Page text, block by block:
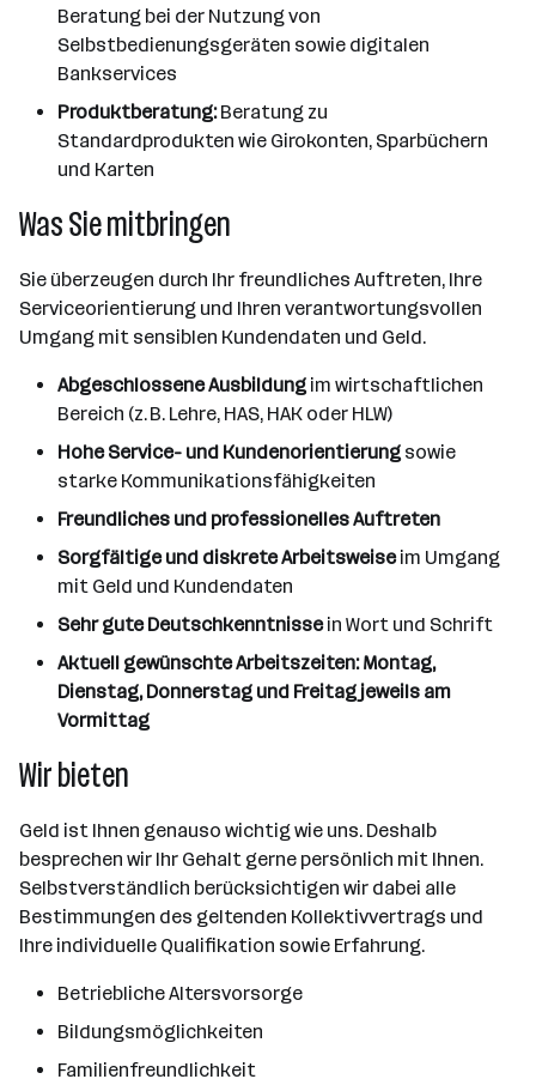
Beratung bei der Nutzung von
Selbstbedienungsgeräten sowie digitalen
Bankservices
Produktberatung:Beratung zu
Standardprodukten wie Girokonten, Sparbüchern
und Karten
Was Sie mitbringen
Sie überzeugen durch Ihr freundliches Auftreten, Ihre
Serviceorientierung und Ihren verantwortungsvollen
Umgang mit sensiblen Kundendaten und Geld.
Abgeschlossene Ausbildung im wirtschaftlichen
Bereich (z. B. Lehre, HAS, HAK oder HLW)
Hohe Service- und Kundenorientierung sowie
starke Kommunikationsfähigkeiten
Freundliches und professionelles Auftreten
Sorgfältige und diskrete Arbeitsweiseim Umgang
mit Geld und Kundendaten
Sehr gute Deutschkenntnissein Wort und Schrift
Aktuell gewünschte Arbeitszeiten: Montag,
Dienstag, Donnerstag und Freitag jeweils am
Vormittag
Wir bieten
Geld ist Ihnen genauso wichtig wie uns. Deshalb
besprechen wir Ihr Gehalt gerne persönlich mit Ihnen.
Selbstverständlich berücksichtigen wir dabei alle
Bestimmungen des geltenden Kollektivvertrags und
Ihre individuelle Qualifikation sowie Erfahrung.
Betriebliche Altersvorsorge
Bildungsmöglichkeiten
Familienfreundlichkeit